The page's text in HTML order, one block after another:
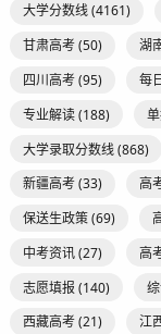
大学分数线(4161)
甘肃高考(50) 湖
四川高考(95) 每
专业解读(188)
大学录取分数线(868)
新疆高考(33) 高
保送生政策(69)
中考资讯(27) 高
志愿填报 (140)
西藏高考(21) 江